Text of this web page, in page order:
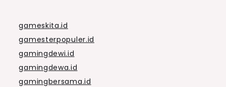
gameskita.id
gamesterpopuler.id
gamingdewi.id
gamingdewa.id
gamingbersama.id